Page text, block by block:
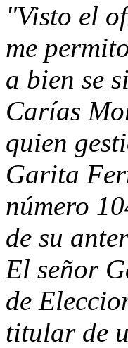
"Visto el
me
a bien se
Carías
quien
Garita
número
de su
El señor
de
titular de